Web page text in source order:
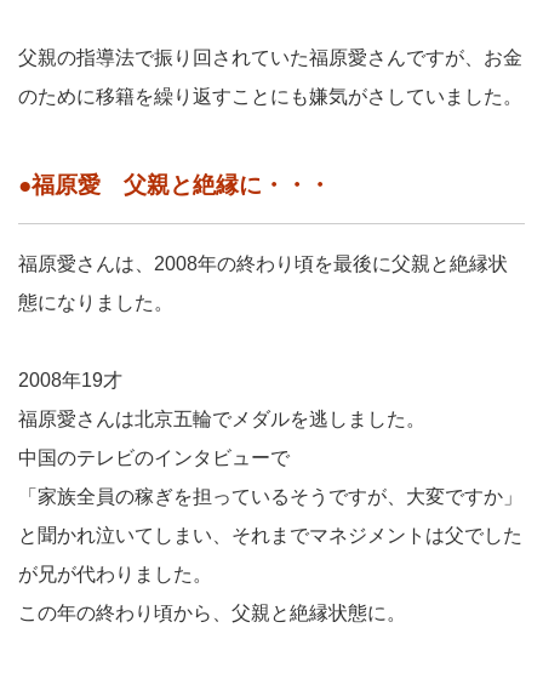
父親の指導法で振り回されていた福原愛さんですが、お金
のために移籍を繰り返すことにも嫌気がさしていました。
●福原愛 父親と絶縁に・・・
福原愛さんは、2008年の終わり頃を最後に父親と絶縁状
態になりました。
2008年19才
福原愛さんは北京五輪でメダルを逃しました。
中国のテレビのインタビューで
「家族全員の稼ぎを担っているそうですが、大変ですか」
と聞かれ泣いてしまい、それまでマネジメントは父でした
が兄が代わりました。
この年の終わり頃から、父親と絶縁状態に。